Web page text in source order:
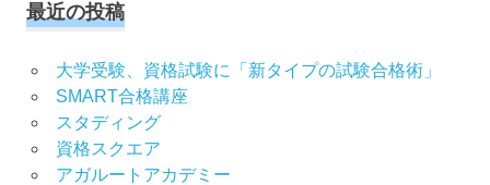
最近の投稿
大学受験、資格試験に「新タイプの試験合格術」
SMART合格講座
スタディング
資格スクエア
アガルートアカデミー